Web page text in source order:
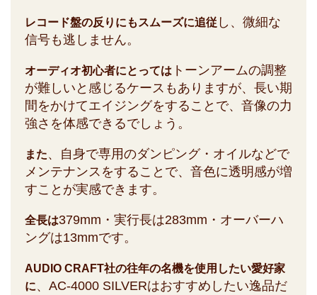
レコード盤の反りにもスムーズに追従 し、微細な
信号も逃しません。
オーディオ初心者にとっては トーンアームの調整
が難しいと感じるケースもありますが、長い期
間をかけてエイジングをすることで、音像の力
強さを体感できるでしょう。
また、自身で専用のダンピング・オイルなどで
メンテナンスをすることで、音色に透明感が増
すことが実感できます。
全長は379mm・実行長は283mm・オーバーハ
ングは13mmです。
AUDIO CRAFT社の往年の名機を使用したい愛好家
に、AC-4000 SILVERはおすすめしたい逸品だ